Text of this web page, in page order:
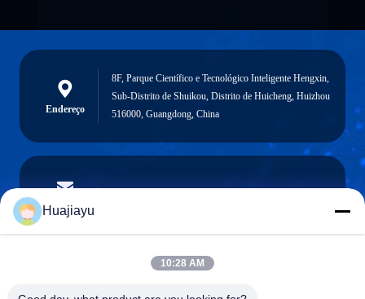
Endereço
8F, Parque Científico e Tecnológico Inteligente Hengxin,
Sub-Distrito de Shuikou, Distrito de Huicheng, Huizhou
516000, Guangdong, China
E-mail
Huajiayu
10:28 AM